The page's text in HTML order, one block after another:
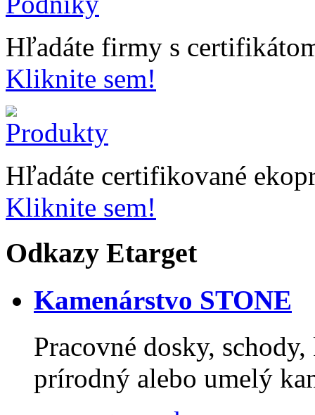
Hľadáte firmy s
Kliknite sem!
Hľadáte certifikované
Kliknite sem!
Odkazy Etarget
Kamenárstvo STONE
Pracovné dosky,
prírodný alebo umelý